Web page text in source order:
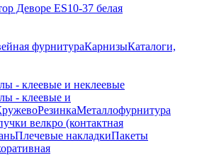
Деворе ES10-37 белая
фурнитураКарнизыКаталоги,
- клеевые и неклеевые
- клеевые и
РезинкаМеталлофурнитура
велкро (контактная
Плечевые накладкиПакеты